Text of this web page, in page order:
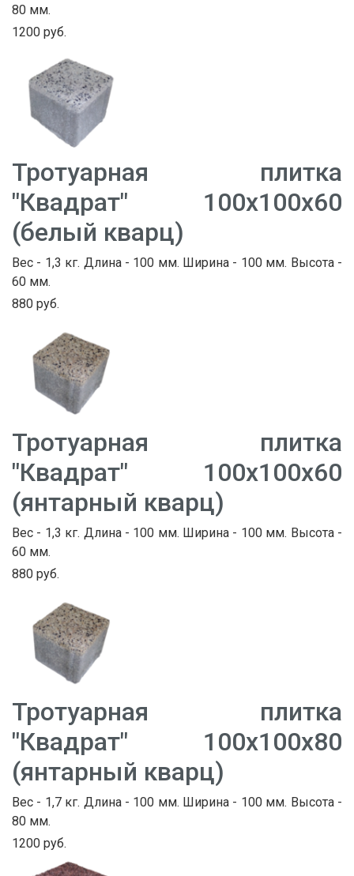
80 мм.
1200 руб.
Тротуарная плитка
"Квадрат" 100х100х60
(белый кварц)
Вес - 1,3 кг. Длина - 100 мм. Ширина - 100 мм. Высота -
60 мм.
880 руб.
Тротуарная плитка
"Квадрат" 100х100х60
(янтарный кварц)
Вес - 1,3 кг. Длина - 100 мм. Ширина - 100 мм. Высота -
60 мм.
880 руб.
Тротуарная плитка
"Квадрат" 100х100х80
(янтарный кварц)
Вес - 1,7 кг. Длина - 100 мм. Ширина - 100 мм. Высота -
80 мм.
1200 руб.